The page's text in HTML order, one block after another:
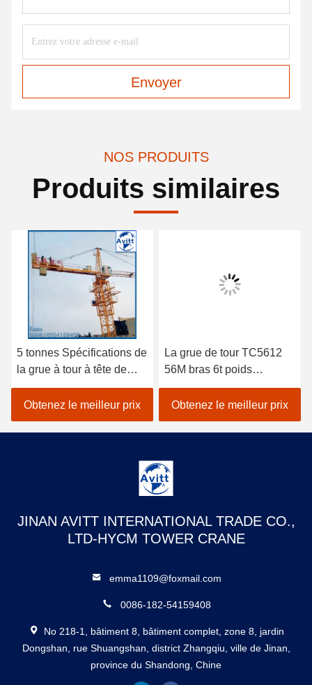
Envoyer
NOS PRODUITS
Produits similaires
5 tonnes Spécifications de
la grue à tour à tête de
chat pour les projets de
construction civile
Obtenez le meilleur prix
La grue de tour TC5612
56M bras 6t poids
équipement de
construction de bâtiment
Obtenez le meilleur prix
JINAN AVITT INTERNATIONAL TRADE CO.,
LTD-HYCM TOWER CRANE
emma1109@foxmail.com
0086-182-54159408
No 218-1, bâtiment 8, bâtiment complet, zone 8, jardin
Dongshan, rue Shuangshan, district Zhangqiu, ville de Jinan,
province du Shandong, Chine